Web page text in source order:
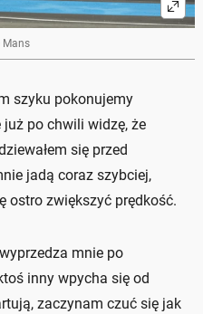
Mans
szyku pokonujemy
już po chwili widzę, że
się przed
jadą coraz szybciej,
ostro zwiększyć prędkość.
mnie po
inny wpycha się od
zaczynam czuć się jak